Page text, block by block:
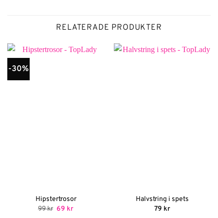
RELATERADE PRODUKTER
-30%
Hipstertrosor
99kr Det
69 krDet
Halvstring i spets
79 kr